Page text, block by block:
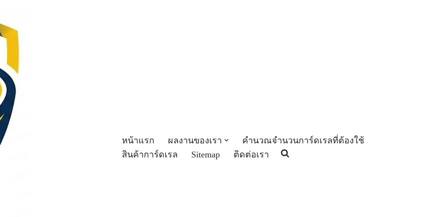
หน้าแรก ผลงานของเรา
คำนวณจำนวนการ์ดเรลที่ต้องใช้
สินค้าการ์ดเรล
Sitemap ติดต่อเรา